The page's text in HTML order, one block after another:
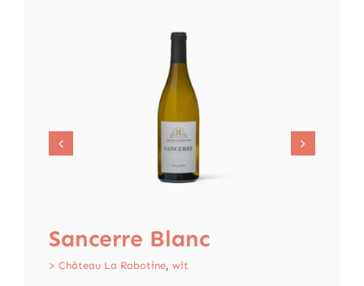
Sancerre Blanc
> Château La Rabotine, wit